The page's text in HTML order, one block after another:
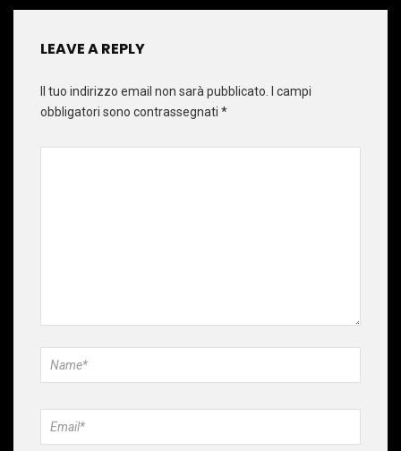
LEAVE A REPLY
Il tuo indirizzo email non sarà pubblicato.
I campi
obbligatori sono contrassegnati *